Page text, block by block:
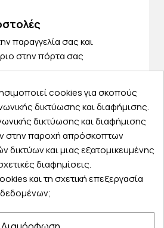
παραγγελία σας και
στην πόρτα σας
cookies για σκοπούς
δικτύωσης και διαφήμισης.
δικτύωσης και διαφήμισης
στην παροχή απρόσκοπτων
δικτύων και μιας εξατομικευμένης
διαφημίσεις.
και τη σχετική επεξεργασία